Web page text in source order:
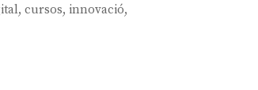
,cursos, innovació,